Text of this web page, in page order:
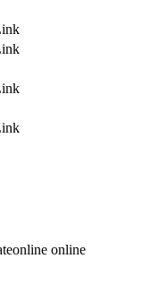
online